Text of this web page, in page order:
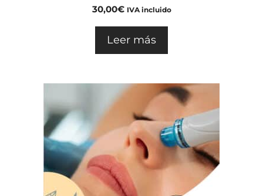
0
d
30,00€ IVA incluido
Leer más